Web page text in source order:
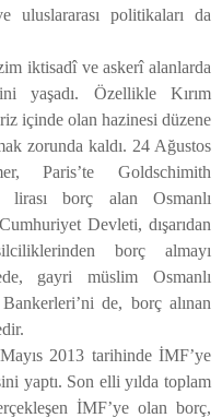
uluslararası politikaları da
iktisadî ve askerî alanlarda
yaşadı. Özellikle Kırım
içinde olan hazinesi düzene
zorunda kaldı. 24 Ağustos
Paris’te Goldschimith
borç alan Osmanlı
Devleti, dışarıdan
borç almayı
gayri müslim Osmanlı
de, borç alınan
2013 tarihinde İMF’ye
yaptı. Son elli yılda toplam
İMF’ye olan borç,